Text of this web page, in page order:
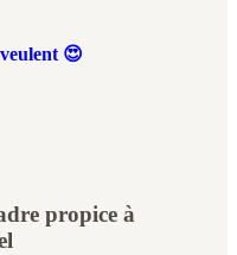
😍
propice à